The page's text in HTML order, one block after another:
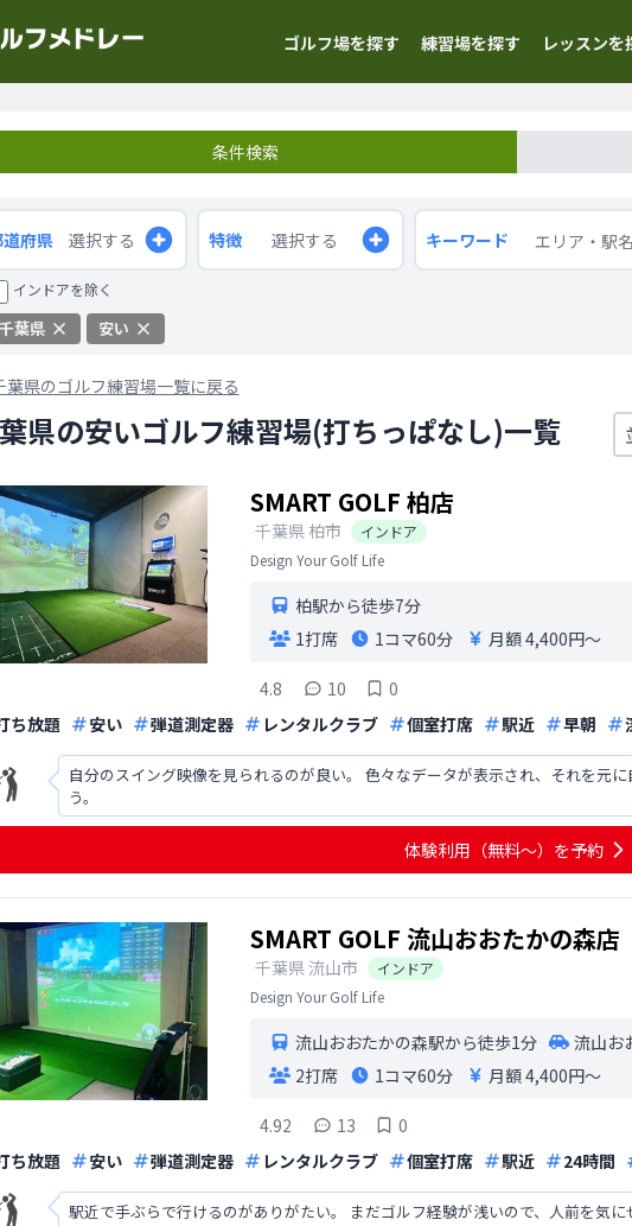
ゴルフ場を探す 練習場を探す レッスンを
条件検索
府県 選択する 特徴 選択する キーワード
インドアを除く
千葉県 安い
葉県のゴルフ練習場一覧に戻る
県の安いゴルフ練習場(打ちっぱなし)一覧
SMART GOLF 柏店
千葉県 柏市
インドア
Design Your Golf Life
柏駅から徒歩7分
1打席
1コマ60分 月額 4,400円〜
4.8 10
0
ち放題
安い 弾道測定器 レンタルクラブ 個室打席 駅近 早朝
自分のスイング映像を見られるのが良い。 色々なデータが表示され、それを元
う。
体験利用（無料〜）を予約
SMART GOLF 流山おおたかの森店
千葉県 流山市
インドア
Design Your Golf Life
流山おおたかの森駅から徒歩1分
流山お
2打席
1コマ60分 月額 4,400円〜
4.92 13
0
ち放題
安い 弾道測定器 レンタルクラブ 個室打席 駅近 24時間
駅近で手ぶらで行けるのがありがたい。 まだゴルフ経験が浅いので、人前を気に